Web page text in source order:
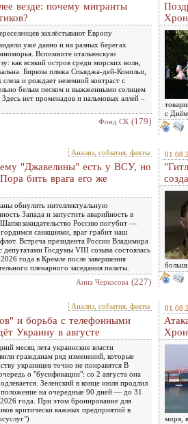
везде: почему мигранты
захлёстывают Европу
уже давно и на разных берегах
Вспомните итальянскую
как всякий остров среди морских волн,
Бирюза пляжа Спьяджа-дей-Конильи,
слеза и рождает неземной контраст с
белым песком и выжженными солнцем
Здесь нет променадов и пальмовых аллей –
Фонд СК (179)
с
Анализ, события, факты
"Джавелины" есть у ВСУ, но
бить врага его же
обнулить интеллектуальную
Запада и запустить аварийность в
Россию погубит —
санкциями, враг грабит наш
Встреча президента России Владимира
депутатами Госдумы VIII созыва состоялась
года в Кремле после завершения
пленарного заседания палаты.
Анна Черкасова (227)
Анализ, события, факты
и борьба с телефонными
Украину в августе
месяц лета украинские власти
гражданам ряд изменений, которые
украинцев точно не понравятся В
о "бусификации": со 2 августа она
Зеленский в конце июля продлил
положение на очередные 90 дней — до 31
года. При этом бронирование для
критически важных предприятий в
моря,